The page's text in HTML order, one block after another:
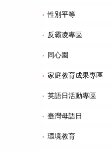
性別平等
反霸凌專區
同心園
家庭教育成果專區
英語日活動專區
臺灣母語日
環境教育